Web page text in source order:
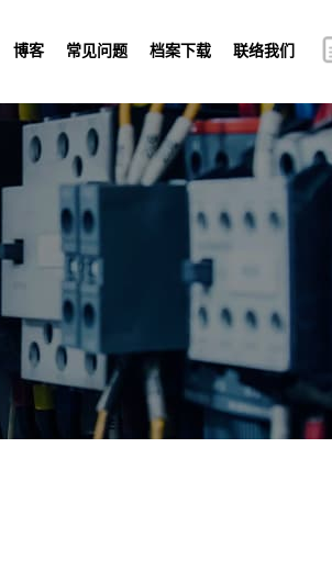
博客 常见问题 档案下载 联络我们